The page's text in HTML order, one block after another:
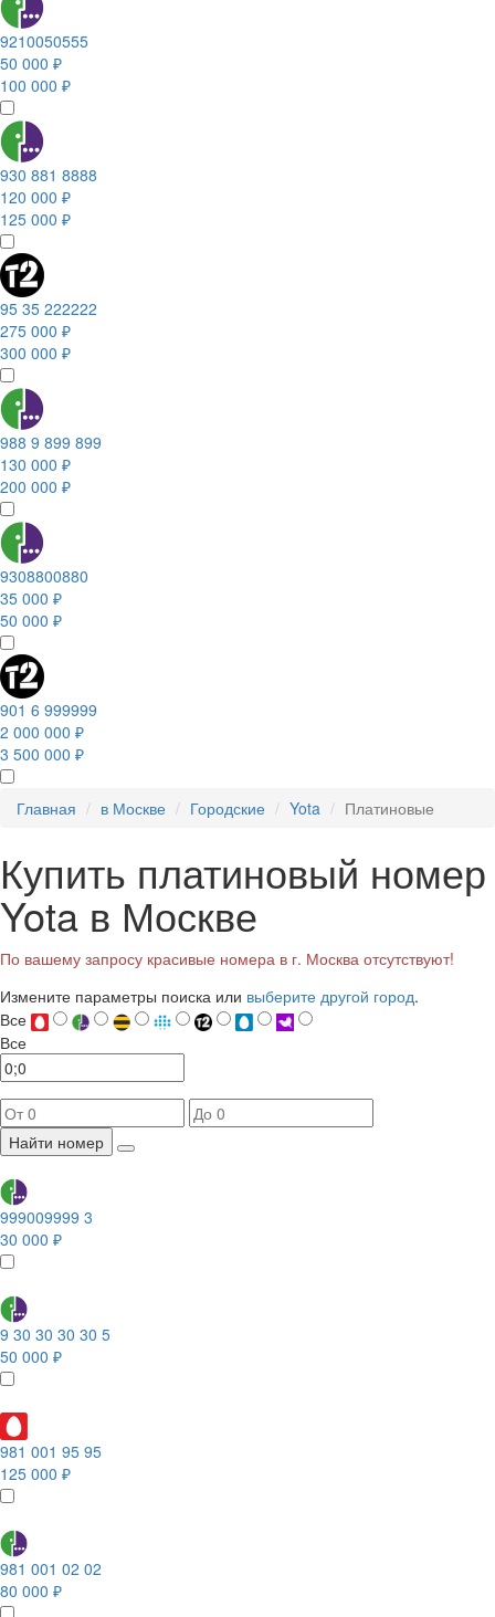
9210050555
50 000 ₽
100 000 ₽
930 881 8888
120 000 ₽
125 000 ₽
95 35 222222
275 000 ₽
300 000 ₽
988 9 899 899
130 000 ₽
200 000 ₽
9308800880
35 000 ₽
50 000 ₽
901 6 999999
2 000 000 ₽
3 500 000 ₽
Главная в Москве Городские Yota Платиновые
Купить платиновый номер
Yota в Москве
По вашему запросу красивые номера в г. Москва отсутствуют!
Измените параметры поиска или выберите другой город.
Все
Все
Найти номер
999009999 3
30 000 ₽
9 30 30 30 30 5
50 000 ₽
981 001 95 95
125 000 ₽
981 001 02 02
80 000 ₽